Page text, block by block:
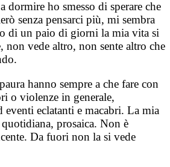
dormire ho smesso di sperare che
senza pensarci più, mi sembra
di un paio di giorni la mia vita si
non vede altro, non sente altro che
hanno sempre a che fare con
o violenze in generale,
eventi eclatanti e macabri. La mia
prosaica. Non è
Da fuori non la si vede